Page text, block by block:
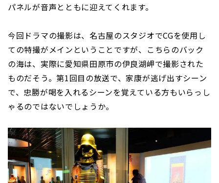
パネルが音声とともに迎えてくれます。
今回ドラマの撮影は、名古屋のスタジオでCGを使用し
ての特撮がメインということですが、こちらのバック
の海は、実際に愛知県田原市の伊良湖岬で撮影された
ものだそう。第1回目の放送で、家康が逃げ出すシーン
で、忠勝が喝を入れるシーンを覚えている方もいらっし
ゃるのではないでしょうか。